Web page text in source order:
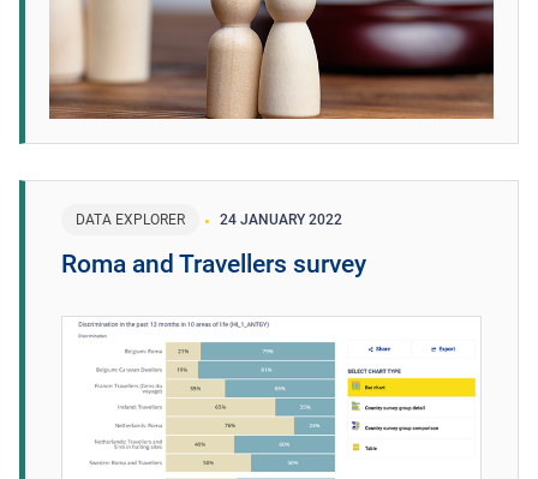
DATA EXPLORER 24 JANUARY 2022
Roma and Travellers survey